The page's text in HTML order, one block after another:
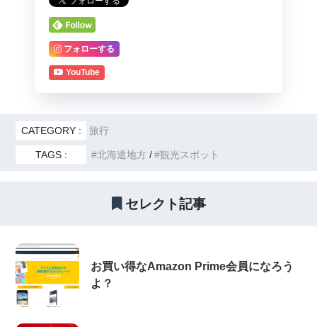
フォローする
YouTube
CATEGORY : 旅行
TAGS : 北海道地方 観光スポット
セレクト記事
お買い得なAmazon Prime会員になろう
よ？